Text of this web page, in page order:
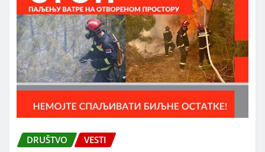
DRUŠTVO VESTI